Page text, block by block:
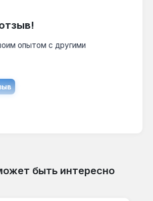
опытом с другими
отзывы только на текущем
быть интересно